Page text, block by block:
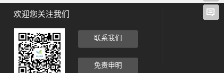
欢迎您关注我们
联系我们
免责申明